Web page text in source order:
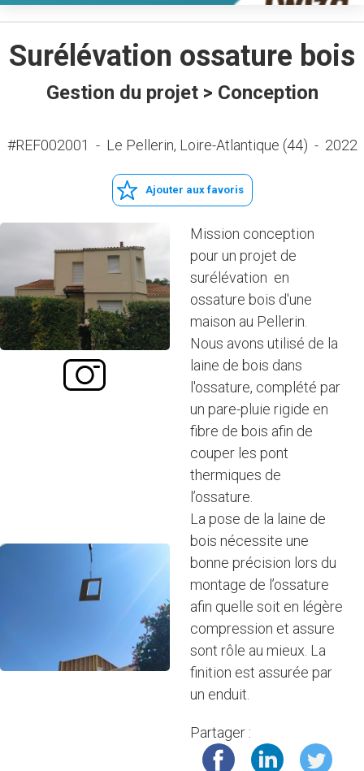
Surélévation ossature bois
Gestion du projet > Conception
#REF002001 - Le Pellerin, Loire-Atlantique (44) - 2022
Ajouter aux favoris
Mission conception
pour un projet de
surélévation en
ossature bois d'une
maison au Pellerin.
Nous avons utilisé de la
laine de bois dans
l'ossature, complété par
un pare-pluie rigide en
fibre de bois afin de
couper les pont
thermiques de
l’ossature.
La pose de la laine de
bois nécessite une
bonne précision lors du
montage de l’ossature
afin quelle soit en légère
compression et assure
sont rôle au mieux. La
finition est assurée par
un enduit.
Partager :